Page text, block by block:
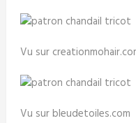
Vu sur
Vu sur bleudetoiles.com